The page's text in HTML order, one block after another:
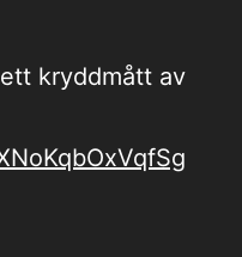
kryddmått av